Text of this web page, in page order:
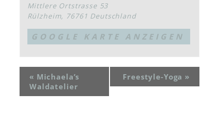
Mittlere Ortstrasse 53
Rülzheim, 76761 Deutschland
GOOGLE KARTE ANZEIGEN
« Michaela’s
Waldatelier
Freestyle-Yoga »